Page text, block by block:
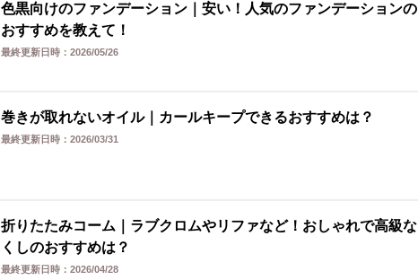
色黒向けのファンデーション｜安い！人気のファンデーションの
おすすめを教えて！
最終更新日時： 2026/05/26
巻きが取れないオイル｜カールキープできるおすすめは？
最終更新日時： 2026/03/31
折りたたみコーム｜ラブクロムやリファなど！おしゃれで高級な
くしのおすすめは？
最終更新日時： 2026/04/28